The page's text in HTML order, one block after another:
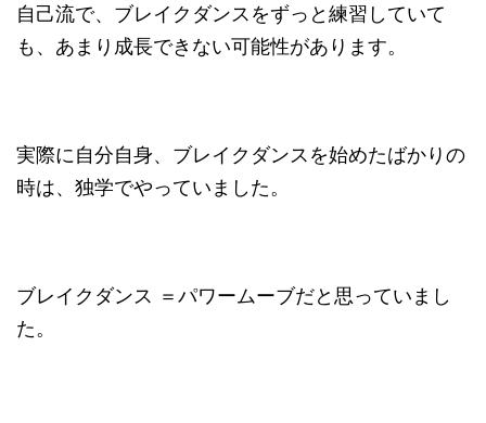
自己流で、ブレイクダンスをずっと練習していて
も、あまり成長できない可能性があります。
実際に自分自身、ブレイクダンスを始めたばかりの
時は、独学でやっていました。
ブレイクダンス ＝パワームーブだと思っていまし
た。